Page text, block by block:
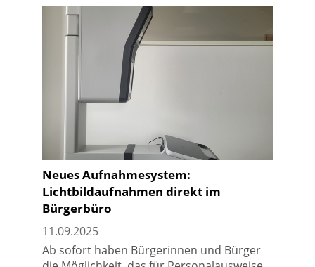
Neues Aufnahmesystem:
Lichtbildaufnahmen direkt im
Bürgerbüro
11.09.2025
Ab sofort haben Bürgerinnen und Bürger